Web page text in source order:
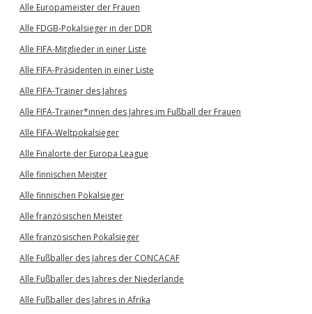
Alle Europameister der Frauen
Alle FDGB-Pokalsieger in der DDR
Alle FIFA-Mitglieder in einer Liste
Alle FIFA-Präsidenten in einer Liste
Alle FIFA-Trainer des Jahres
Alle FIFA-Trainer*innen des Jahres im Fußball der Frauen
Alle FIFA-Weltpokalsieger
Alle Finalorte der Europa League
Alle finnischen Meister
Alle finnischen Pokalsieger
Alle französischen Meister
Alle französischen Pokalsieger
Alle Fußballer des Jahres der CONCACAF
Alle Fußballer des Jahres der Niederlande
Alle Fußballer des Jahres in Afrika